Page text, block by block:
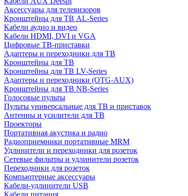
Аксессуары для телевизоров
Кронштейны для ТВ AL-Series
Кабели аудио и видео
Кабели HDMI, DVI и VGA
Цифровые ТВ-приставки
Адаптеры и переходники для ТВ
Кронштейны для ТВ
Кронштейны для ТВ LV-Series
Адаптеры и переходники (OTG-AUX)
Кронштейны для ТВ NB-Series
Голосовые пульты
Пульты универсальные для ТВ и приставок
Антенны и усилители для ТВ
Проекторы
Портативная акустика и радио
Радиоприемники портативные MRM
Удлинители и переходники для розеток
Сетевые фильтры и удлинители розеток
Переходники для розеток
Компьютерные аксессуары
Кабели-удлинители USB
Кабели питания